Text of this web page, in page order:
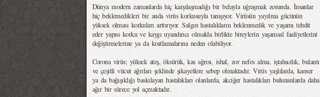
Dünya modern zamanlarda hiç karşılaşmadığı bir belayla uğraşmak zorunda. İnsanlar
hiç beklemedikleri bir anda virüs korkusuyla tanışıyor. Virüsün yayılma gücünün
yüksek olması korkuları arttırıyor. Salgın hastalıkların beklenmedik ve yaşamı tehdit
eder yapısı korku ve kaygı uyandırıcı olmakla birlikte bireylerin yaşamsal faaliyetlerini
değiştirmelerine ya da kısıtlamalarına neden olabiliyor.
Corona virüs; yüksek ateş, öksürük, kas ağrısı, ishal, zor nefes alma, iştahsızlık, bulantı
ve çeşitli vücut ağrıları şeklinde şikayetlere sebep olmaktadır. Virüs yaşlılarda, kanser
ya da bağışıklığı baskılayan hastalıkları olanlarda, akciğer hastalıkları bulunanlarda daha
ağır bir sürece yol açmaktadır.